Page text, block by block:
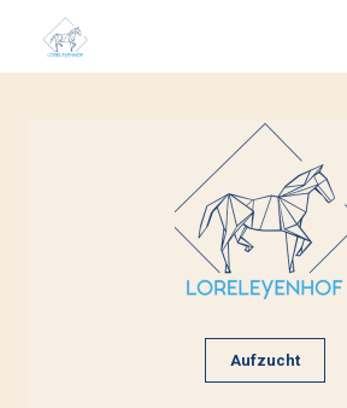
Aufzucht